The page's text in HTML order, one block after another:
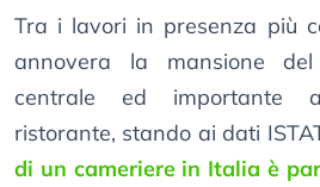
Tra i lavori in presenza più
annovera la mansione
centrale ed importante
ristorante, stando ai dati
di un cameriere in Italia è